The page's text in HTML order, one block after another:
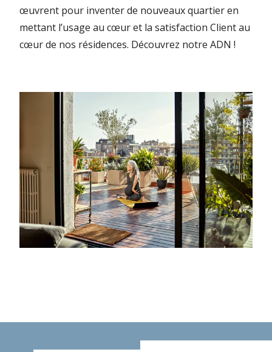
œuvrent pour inventer de nouveaux quartier en
mettant l’usage au cœur et la satisfaction Client au
cœur de nos résidences. Découvrez notre ADN !